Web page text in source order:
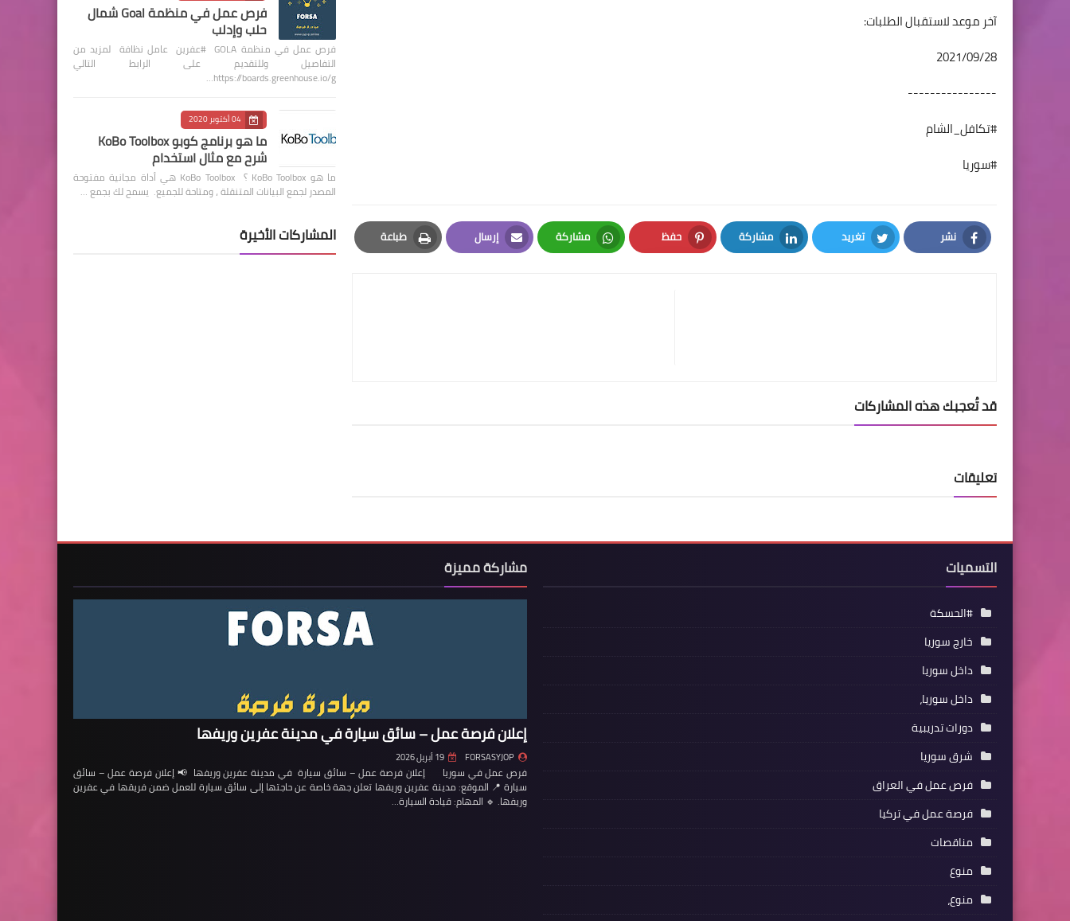
آخر موعد لاستقبال الطلبات:
2021/09/28
----------------
#تكافل_الشام
#سوريا
نشر
Facebook
تغريد
Twitter
مشاركة
LinkedIn
حفظ
Pinterest
مشاركة
Whatsapp
إرسال
Email
طباعة
Print
قد تُعجبك هذه المشاركات
تعليقات
فرص عمل في منظمة Goal شمال
حلب وإدلب
فرص عمل في منظمة GOLA #عفرين عامل نظافة لمزيد من
التفاصيل وللتقديم على الرابط التالي
https://boards.greenhouse.io/g…
04 أكتوبر 2020
ما هو برنامج كوبو KoBo Toolbox
شرح مع مثال استخدام
ما هو KoBo Toolbox ؟ KoBo Toolbox هي أداة مجانية مفتوحة
المصدر لجمع البيانات المتنقلة ، ومتاحة للجميع. يسمح لك بجمع …
المشاركات الأخيرة
التسميات
#الحسكة
خارج سوريا
داخل سوريا
داخل سوريا،
دورات تدريبية
شرق سوريا
فرص عمل في العراق
فرصة عمل في تركيا
مناقصات
منوع
منوع،
مشاركة مميزة
إعلان فرصة عمل – سائق سيارة في مدينة عفرين وريفها
FORSASYJOP 19 أبريل 2026
فرص عمل في سوريا إعلان فرصة عمل – سائق سيارة في مدينة عفرين وريفها 📢 إعلان فرصة عمل – سائق
سيارة 📍 الموقع: مدينة عفرين وريفها تعلن جهة خاصة عن حاجتها إلى سائق سيارة للعمل ضمن فريقها في عفرين
وريفها. 🔹 المهام: قيادة السيارة…